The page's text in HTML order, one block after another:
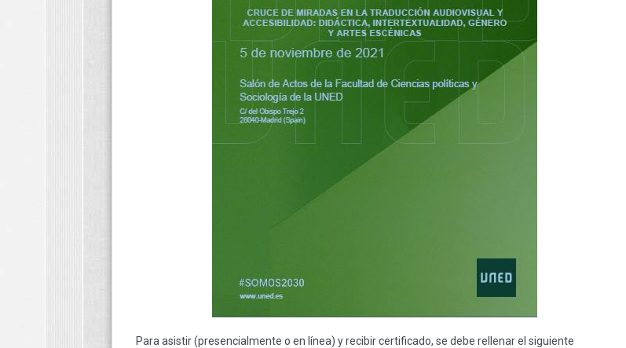
Para asistir (presencialmente o en línea) y recibir certificado, se debe rellenar el siguiente